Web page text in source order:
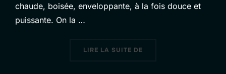
chaude, boisée, enveloppante, à la fois douce et
puissante. On la …
LIRE LA SUITE DE